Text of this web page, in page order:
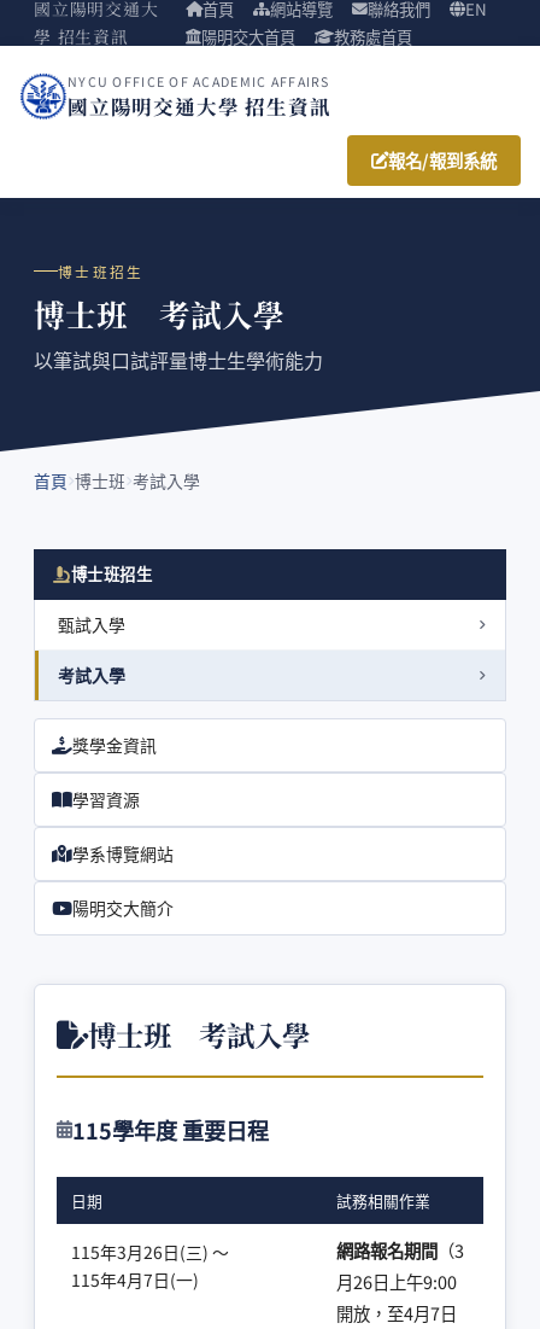
國立陽明交通大
學 招生資訊
首頁 網站導覽 聯絡我們
EN
陽明交大首頁
教務處首頁
NYCU OFFICE OF ACADEMIC AFFAIRS
國立陽明交通大學 招生資訊
報名/報到系統
博士班招生
博士班 考試入學
以筆試與口試評量博士生學術能力
首頁 博士班 考試入學
博士班招生
甄試入學
考試入學
獎學金資訊
學習資源
學系博覽網站
陽明交大簡介
博士班 考試入學
115學年度 重要日程
日期 試務相關作業
115年3月26日(三) ～
115年4月7日(一)
網路報名期間 （3
月26日上午9:00
開放，至4月7日